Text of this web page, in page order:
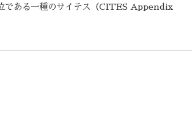
である一種のサイテス（CITES Appendix